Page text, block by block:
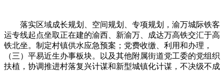
落实区域成长规划、空间规划、专项规划，渝万城际铁客
运专线起点坐取正在建的渝西、新渝万、成达万高铁交汇于高
铁北坐。制定村镇供水应急预案；党费收缴、利用和办理，
（三）平易近生办事板块。以及其他附属街道党工委的党组织
扶植，协调推进村落复兴计谋和新型城镇化计谋，不决级不成